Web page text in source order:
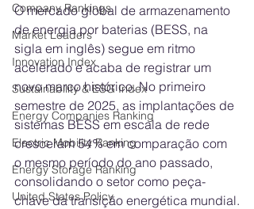
Company Rankings
Market Leaders
Innovation Index
Sustainability & ESG Index
Energy Companies Ranking
Electric Mobility Ranking
Energy Storage Ranking
United States Policy
O mercado global de armazenamento
de energia por baterias (BESS, na
sigla em inglês) segue em ritmo
acelerado e acaba de registrar um
novo marco histórico. No primeiro
semestre de 2025, as implantações de
sistemas BESS em escala de rede
cresceram 54% em comparação com
o mesmo período do ano passado,
consolidando o setor como peça-
chave da transição energética mundial.